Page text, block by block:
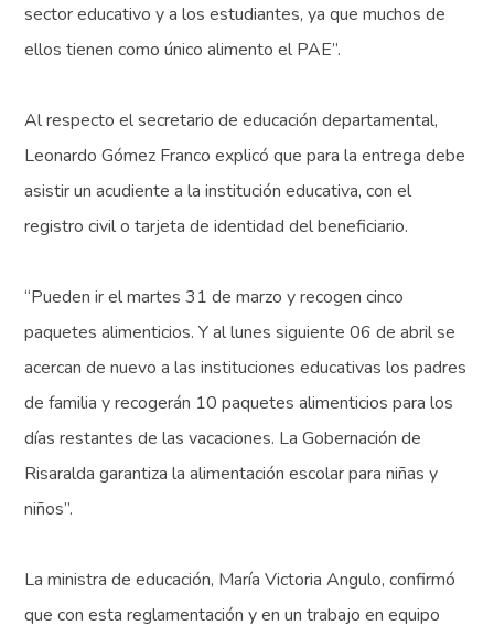
sector educativo y a los estudiantes, ya que muchos de
ellos tienen como único alimento el PAE”.
Al respecto el secretario de educación departamental,
Leonardo Gómez Franco explicó que para la entrega debe
asistir un acudiente a la institución educativa, con el
registro civil o tarjeta de identidad del beneficiario.
“Pueden ir el martes 31 de marzo y recogen cinco
paquetes alimenticios. Y al lunes siguiente 06 de abril se
acercan de nuevo a las instituciones educativas los padres
de familia y recogerán 10 paquetes alimenticios para los
días restantes de las vacaciones. La Gobernación de
Risaralda garantiza la alimentación escolar para niñas y
niños”.
La ministra de educación, María Victoria Angulo, confirmó
que con esta reglamentación y en un trabajo en equipo